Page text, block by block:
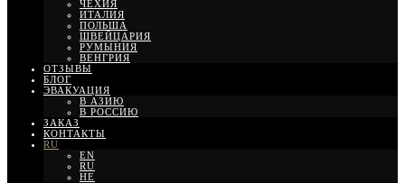
ЧЕХИЯ
ИТАЛИЯ
ПОЛЬША
ШВЕЙЦАРИЯ
РУМЫНИЯ
ВЕНГРИЯ
ОТЗЫВЫ
БЛОГ
ЭВАКУАЦИЯ
В АЗИЮ
В РОССИЮ
ЗАКАЗ
КОНТАКТЫ
RU
EN
RU
HE